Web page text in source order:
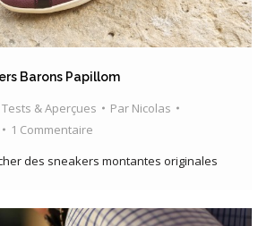
Barons Papillom
Tests & Aperçues Par Nicolas
1 Commentaire
des sneakers montantes originales